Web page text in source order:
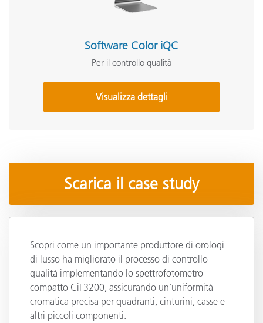
Software Color iQC
Per il controllo qualità
Visualizza dettagli
Scarica il case study
Scopri come un importante produttore di orologi
di lusso ha migliorato il processo di controllo
qualità implementando lo spettrofotometro
compatto CiF3200, assicurando un'uniformità
cromatica precisa per quadranti, cinturini, casse e
altri piccoli componenti.